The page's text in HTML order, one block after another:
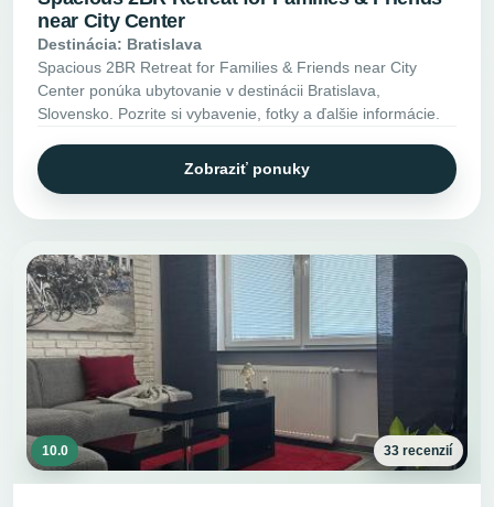
near City Center
Destinácia: Bratislava
Spacious 2BR Retreat for Families & Friends near City
Center ponúka ubytovanie v destinácii Bratislava,
Slovensko. Pozrite si vybavenie, fotky a ďalšie informácie.
Zobraziť ponuky
10.0 33 recenzií